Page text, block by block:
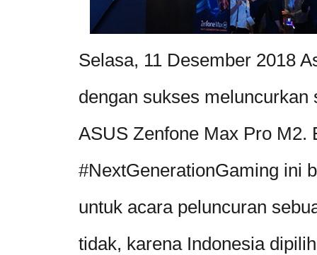
Selasa, 11 Desember 2018
dengan sukses
ASUS Zenfone Max Pro M2.
#NextGenerationGaming ini
untuk acara peluncuran
tidak, karena Indonesia